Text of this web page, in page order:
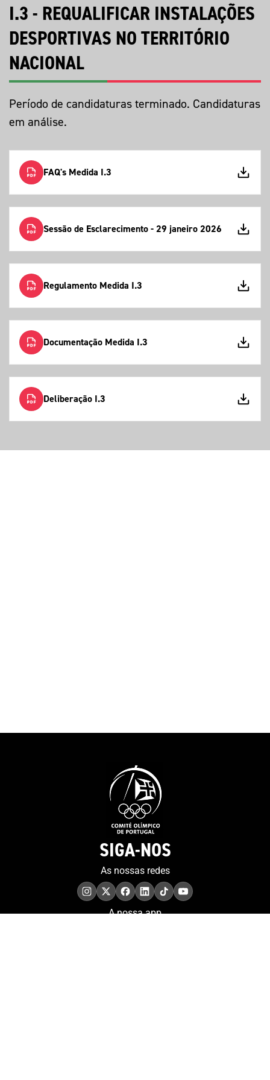
I.3 - REQUALIFICAR INSTALAÇÕES
DESPORTIVAS NO TERRITÓRIO
NACIONAL
Período de candidaturas terminado. Candidaturas
em análise.
FAQ's Medida I.3
Sessão de Esclarecimento - 29 janeiro 2026
Regulamento Medida I.3
Documentação Medida I.3
Deliberação I.3
SIGA-NOS
As nossas redes
A nossa app